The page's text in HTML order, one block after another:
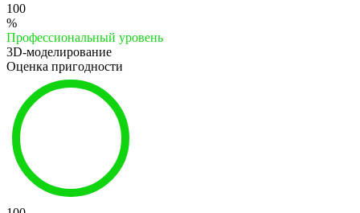
100
%
Профессиональный уровень
3D-моделирование
Оценка пригодности